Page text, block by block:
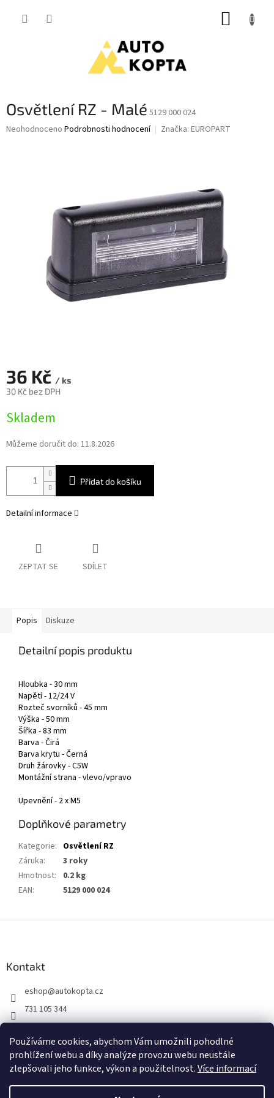
Používáme cookies, abychom Vám umožnili pohodlné
prohlížení webu a díky analýze provozu webu neustále
zlepšovali jeho funkce, výkon a použitelnost.Více informací
Osvětlení RZ - Malé 5129 000 024
Průměrné
Neohodnoceno Podrobnosti hodnocení Značka: EUROPART
36 Kč / ks
30 Kč bez DPH
cena:
Skladem
Můžeme doručit do: 11.8.2026
Přidat do košíku
Detailní informace
ZEPTAT SE SDÍLET
Popis Diskuze
Detailní popis produktu
Hloubka - 30 mm
Napětí - 12/24 V
Rozteč svorníků - 45 mm
Výška - 50 mm
Šířka - 83 mm
Barva - Čirá
Barva krytu - Černá
Druh žárovky - C5W
Montážní strana - vlevo/vpravo
Upevnění - 2 x M5
Doplňkové parametry
Kategorie: Osvětlení RZ
Záruka:
3 roky
Hmotnost:
0.2 kg
EAN: 5129 000 024
Kontakt
eshop@autokopta.cz
731 105 344
auto_kopta